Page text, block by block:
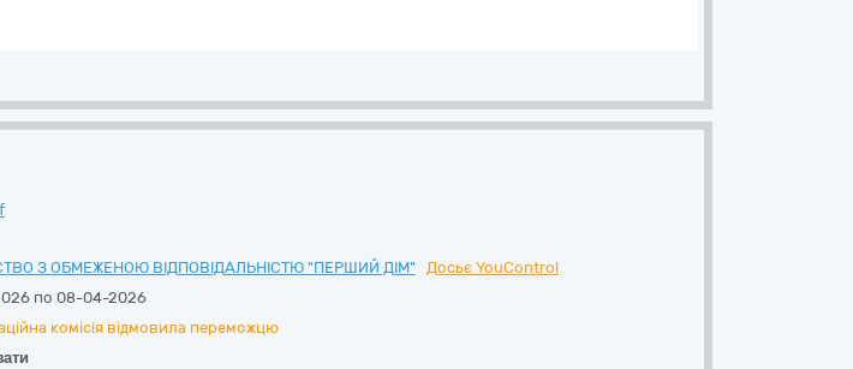
З ОБМЕЖЕНОЮ ВІДПОВІДАЛЬНІСТЮ "ПЕРШИЙ ДІМ"
Досьє YouControl
по 08-04-2026
комісія відмовила переможцю